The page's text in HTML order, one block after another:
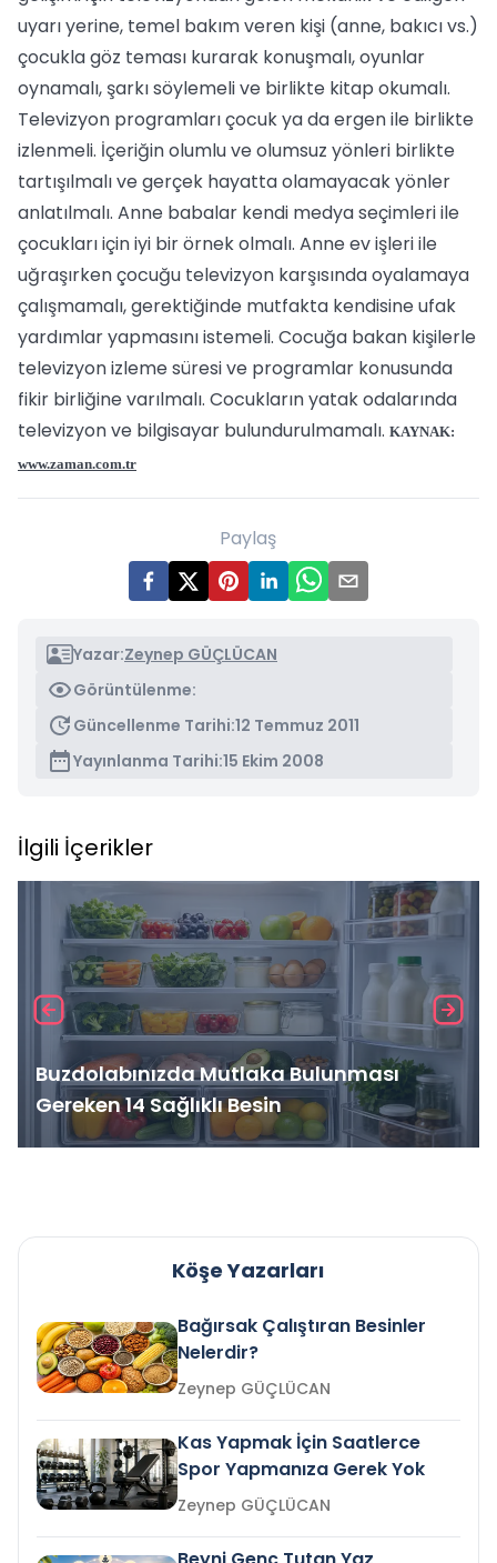
uyarı yerine, temel bakım veren kişi (anne, bakıcı vs.)
çocukla göz teması kurarak konuşmalı, oyunlar
oynamalı, şarkı söylemeli ve birlikte kitap okumalı.
Televizyon programları çocuk ya da ergen ile birlikte
izlenmeli. İçeriğin olumlu ve olumsuz yönleri birlikte
tartışılmalı ve gerçek hayatta olamayacak yönler
anlatılmalı. Anne babalar kendi medya seçimleri ile
çocukları için iyi bir örnek olmalı. Anne ev işleri ile
uğraşırken çocuğu televizyon karşısında oyalamaya
çalışmamalı, gerektiğinde mutfakta kendisine ufak
yardımlar yapmasını istemeli. Cocuğa bakan kişilerle
televizyon izleme süresi ve programlar konusunda
fikir birliğine varılmalı. Cocukların yatak odalarında
televizyon ve bilgisayar bulundurulmamalı. KAYNAK:
www.zaman.com.tr
Paylaş
Yazar:Zeynep GÜÇLÜCAN
Görüntülenme:
Güncellenme Tarihi:12 Temmuz 2011
Yayınlanma Tarihi:15 Ekim 2008
İlgili İçerikler
Buzdolabınızda Mutlaka Bulunması
Gereken 14 Sağlıklı Besin
Köşe Yazarları
Bağırsak Çalıştıran Besinler
Nelerdir?
Zeynep GÜÇLÜCAN
Kas Yapmak İçin Saatlerce
Spor Yapmanıza Gerek Yok
Zeynep GÜÇLÜCAN